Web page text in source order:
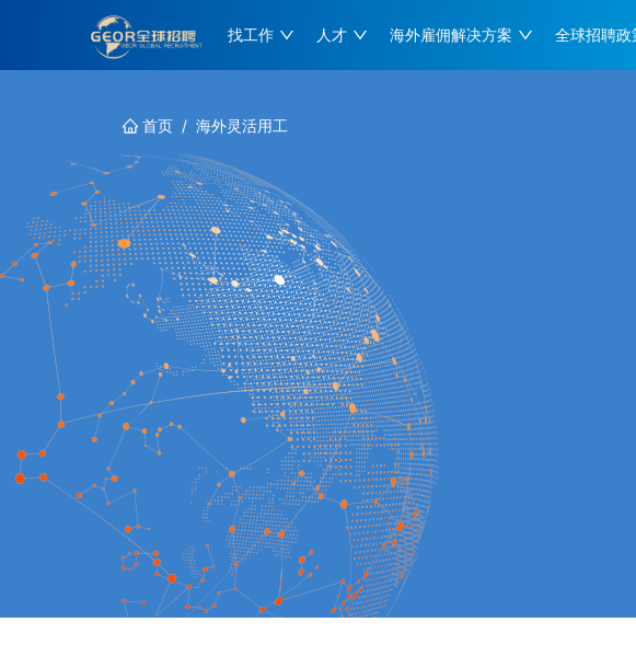
找工作 人才 海外雇佣解决方案 全球招聘政
首页 / 海外灵活用工